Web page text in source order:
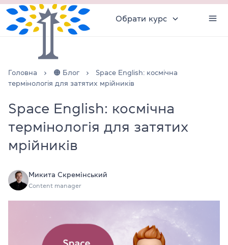
Обрати курс
Головна 🟠 Блог
Space English: космічна
термінологія для затятих мрійників
Space English: космічна
термінологія для затятих
мрійників
Микита Скремінський
Content manager